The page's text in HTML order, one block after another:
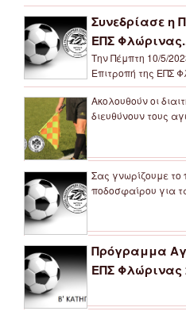
Συνεδρίασε η
ΕΠΣ
Την Πέμπτη 10/5/
Επιτροπή της ΕΠΣ
Ακολουθούν οι
διευθύνουν τους
Σας γνωρίζουμε
ποδοσφαίρου για
Πρόγραμμα
ΕΠΣ Φλώρινας